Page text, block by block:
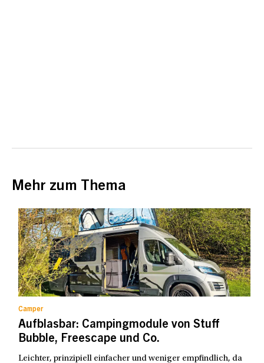
Mehr zum Thema
Camper
Aufblasbar: Campingmodule von Stuff
Bubble, Freescape und Co.
Leichter, prinzipiell einfacher und weniger empfindlich, da